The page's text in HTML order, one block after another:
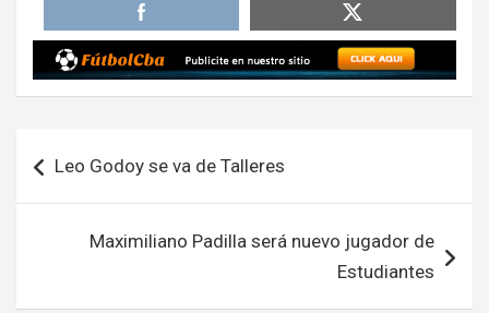
de
entradas
Leo Godoy se va de Talleres
Maximiliano Padilla será nuevo jugador de
Estudiantes